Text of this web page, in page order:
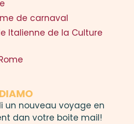
de carnaval
Italienne de la Culture
un nouveau voyage en
dan votre boite mail!